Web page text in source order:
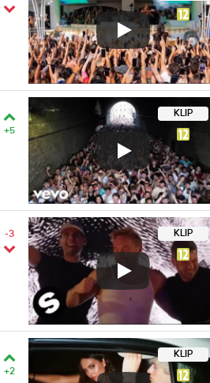
+5
KLIP
-3 KLIP
+2
KLIP